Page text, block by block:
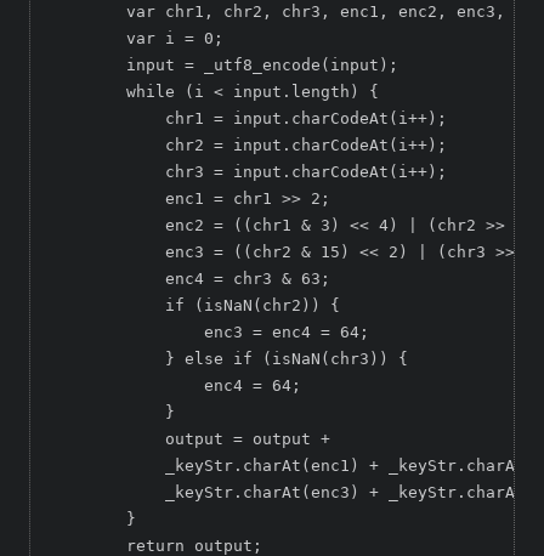
var chr1, chr2, chr3, enc1, enc2, enc3,
var i = 0;
input = _utf8_encode(input);
while (i < input.length) {
chr1 = input.charCodeAt(i++);
chr2 = input.charCodeAt(i++);
chr3 = input.charCodeAt(i++);
enc1 = chr1 >> 2;
enc2 = ((chr1 & 3) << 4) | (chr2 >>
enc3 = ((chr2 & 15) << 2) | (chr3 >>
enc4 = chr3 & 63;
if (isNaN(chr2)) {
enc3 = enc4 = 64;
} else if (isNaN(chr3)) {
enc4 = 64;
}
output = output +
_keyStr.charAt(enc1) +
_keyStr.charAt(enc3) +
}
return output;